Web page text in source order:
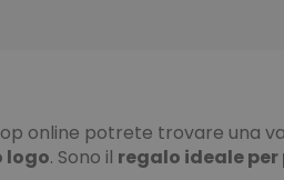
online potrete trovare una
logo. Sono il regalo ideale